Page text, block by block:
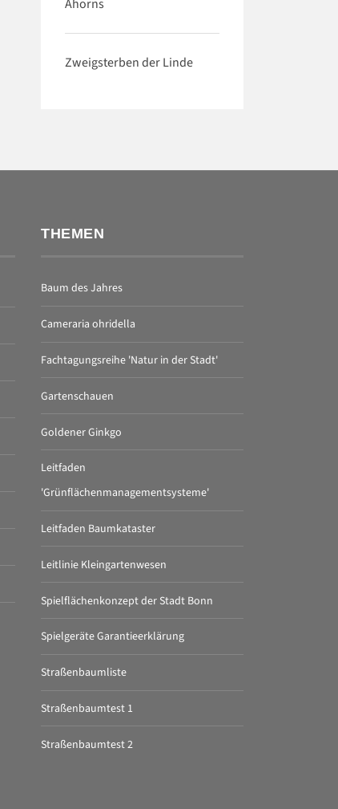
Ahorns
Zweigsterben der Linde
THEMEN
Baum des Jahres
Cameraria ohridella
Fachtagungsreihe 'Natur in der Stadt'
Gartenschauen
Goldener Ginkgo
Leitfaden
'Grünflächenmanagementsysteme'
Leitfaden Baumkataster
Leitlinie Kleingartenwesen
Spielflächenkonzept der Stadt Bonn
Spielgeräte Garantieerklärung
Straßenbaumliste
Straßenbaumtest 1
Straßenbaumtest 2